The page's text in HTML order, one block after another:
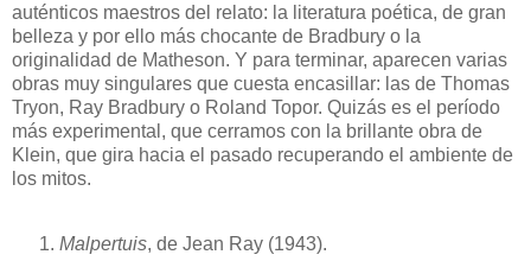
auténticos maestros del relato: la literatura poética, de gran
belleza y por ello más chocante de Bradbury o la
originalidad de Matheson. Y para terminar, aparecen varias
obras muy singulares que cuesta encasillar: las de Thomas
Tryon, Ray Bradbury o Roland Topor. Quizás es el período
más experimental, que cerramos con la brillante obra de
Klein, que gira hacia el pasado recuperando el ambiente de
los mitos.
Malpertuis, de Jean Ray (1943).